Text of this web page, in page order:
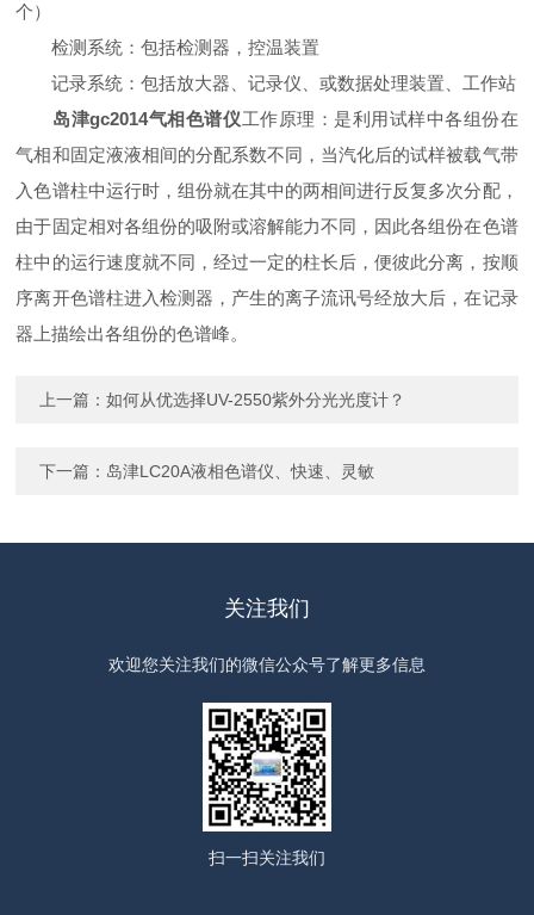
个）
检测系统：包括检测器，控温装置
记录系统：包括放大器、记录仪、或数据处理装置、工作站
岛津gc2014气相色谱仪工作原理：是利用试样中各组份在
气相和固定液液相间的分配系数不同，当汽化后的试样被载气带
入色谱柱中运行时，组份就在其中的两相间进行反复多次分配，
由于固定相对各组份的吸附或溶解能力不同，因此各组份在色谱
柱中的运行速度就不同，经过一定的柱长后，便彼此分离，按顺
序离开色谱柱进入检测器，产生的离子流讯号经放大后，在记录
器上描绘出各组份的色谱峰。
上一篇：如何从优选择UV-2550紫外分光光度计？
下一篇： 岛津LC20A液相色谱仪、快速、灵敏
关注我们
欢迎您关注我们的微信公众号了解更多信息
扫一扫关注我们